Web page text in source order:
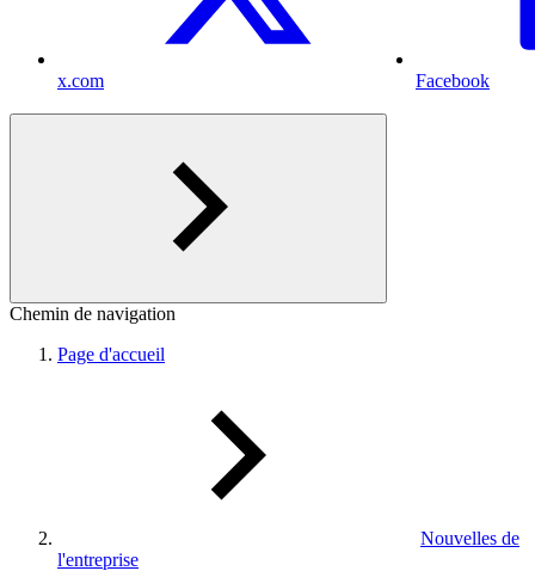
x.com Facebook
Chemin de navigation
Page d'accueil
Nouvelles de
l'entreprise